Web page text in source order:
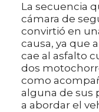
La secuencia
cámara de
convirtió en
causa, ya que
cae al asfalto
dos
como
alguna de sus
a abordar el